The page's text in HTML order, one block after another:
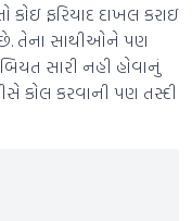
ફરિયાદ દાખલ કરાઇ
તેના સાથીઓને પણ
સારી નહી હોવાનું
કોલ કરવાની પણ તસ્દી